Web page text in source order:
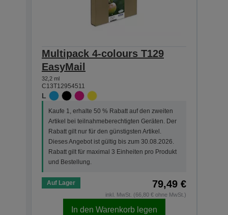
Multipack 4-colours T129
EasyMail
32,2 ml
C13T12954511
L
Kaufe 1, erhalte 50 % Rabatt auf den zweiten
Artikel bei teilnahmeberechtigten Geräten. Der
Rabatt gilt nur für den günstigsten Artikel.
Dieses Angebot ist gültig bis zum 30.08.2026.
Rabatt gilt für maximal 3 Einheiten pro Produkt
und Bestellung.
Auf Lager 79,49 €
inkl. MwSt. (66,80 € ohne MwSt.)
In den Warenkorb legen